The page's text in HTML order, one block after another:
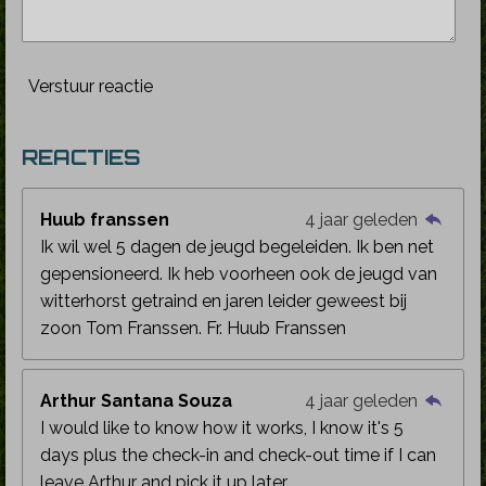
Verstuur reactie
REACTIES
Huub franssen
4 jaar geleden
Ik wil wel 5 dagen de jeugd begeleiden. Ik ben net
gepensioneerd. Ik heb voorheen ook de jeugd van
witterhorst getraind en jaren leider geweest bij
zoon Tom Franssen. Fr. Huub Franssen
Arthur Santana Souza
4 jaar geleden
I would like to know how it works, I know it's 5
days plus the check-in and check-out time if I can
leave Arthur and pick it up later.